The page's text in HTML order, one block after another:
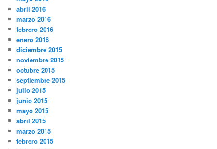
abril 2016
marzo 2016
febrero 2016
enero 2016
diciembre 2015
noviembre 2015
octubre 2015
septiembre 2015
julio 2015
junio 2015
mayo 2015
abril 2015
marzo 2015
febrero 2015